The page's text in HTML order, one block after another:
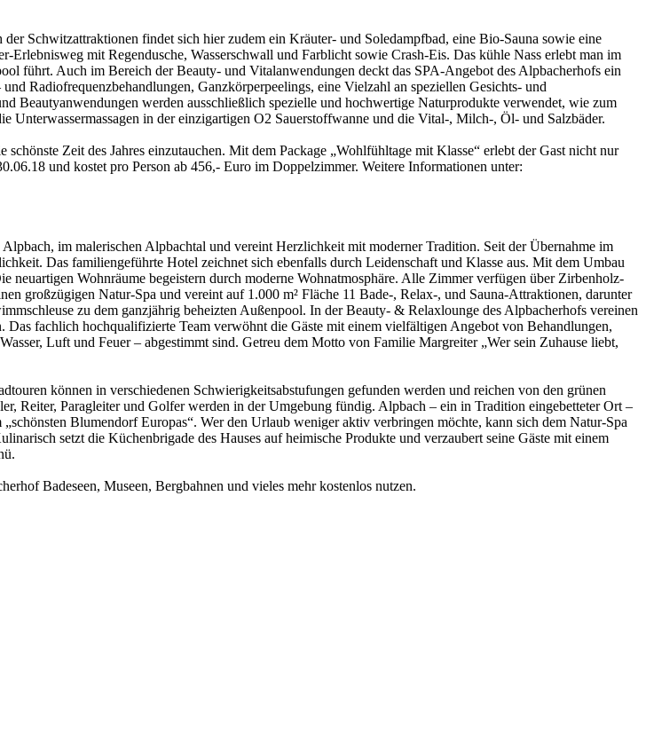
Schwitzattraktionen findet sich hier zudem ein Kräuter- und Soledampfbad, eine Bio-Sauna sowie eine
mit Regendusche, Wasserschwall und Farblicht sowie Crash-Eis. Das kühle Nass erlebt man im
führt. Auch im Bereich der Beauty- und Vitalanwendungen deckt das SPA-Angebot des Alpbacherhofs ein
Radiofrequenzbehandlungen, Ganzkörperpeelings, eine Vielzahl an speziellen Gesichts- und
Beautyanwendungen werden ausschließlich spezielle und hochwertige Naturprodukte verwendet, wie zum
in der einzigartigen O2 Sauerstoffwanne und die Vital-, Milch-, Öl- und Salzbäder.
Zeit des Jahres einzutauchen. Mit dem Package „Wohlfühltage mit Klasse“ erlebt der Gast nicht nur
und kostet pro Person ab 456,- Euro im Doppelzimmer. Weitere Informationen unter:
im malerischen Alpbachtal und vereint Herzlichkeit mit moderner Tradition. Seit der Übernahme im
Das familiengeführte Hotel zeichnet sich ebenfalls durch Leidenschaft und Klasse aus. Mit dem Umbau
Wohnräume begeistern durch moderne Wohnatmosphäre. Alle Zimmer verfügen über Zirbenholz-
großzügigen Natur-Spa und vereint auf 1.000 m² Fläche 11 Bade-, Relax-, und Sauna-Attraktionen, darunter
zu dem ganzjährig beheizten Außenpool. In der Beauty- & Relaxlounge des Alpbacherhofs vereinen
fachlich hochqualifizierte Team verwöhnt die Gäste mit einem vielfältigen Angebot von Behandlungen,
Luft und Feuer – abgestimmt sind. Getreu dem Motto von Familie Margreiter „Wer sein Zuhause liebt,
können in verschiedenen Schwierigkeitsabstufungen gefunden werden und reichen von den grünen
Reiter, Paragleiter und Golfer werden in der Umgebung fündig. Alpbach – ein in Tradition eingebetteter Ort –
Blumendorf Europas“. Wer den Urlaub weniger aktiv verbringen möchte, kann sich dem Natur-Spa
setzt die Küchenbrigade des Hauses auf heimische Produkte und verzaubert seine Gäste mit einem
Badeseen, Museen, Bergbahnen und vieles mehr kostenlos nutzen.